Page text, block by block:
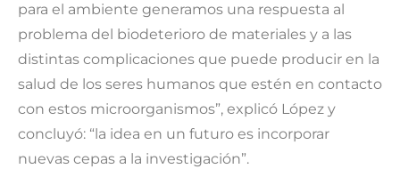
para el ambiente generamos una respuesta al
problema del biodeterioro de materiales y a las
distintas complicaciones que puede producir en la
salud de los seres humanos que estén en contacto
con estos microorganismos”, explicó López y
concluyó: “la idea en un futuro es incorporar
nuevas cepas a la investigación”.